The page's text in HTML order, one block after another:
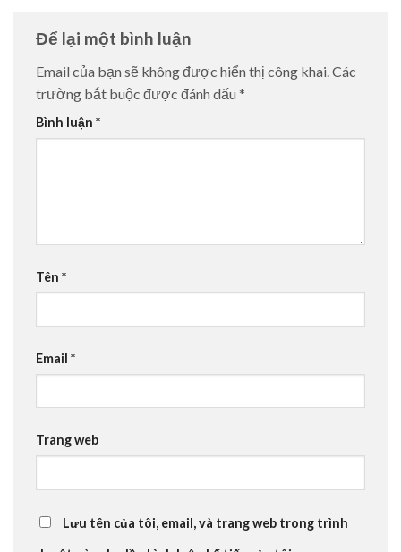
Để lại một bình luận
Email của bạn sẽ không được hiển thị công khai.Các
trường bắt buộc được đánh dấu *
Bình luận *
Tên *
Email *
Trang web
Lưu tên của tôi, email, và trang web trong trình